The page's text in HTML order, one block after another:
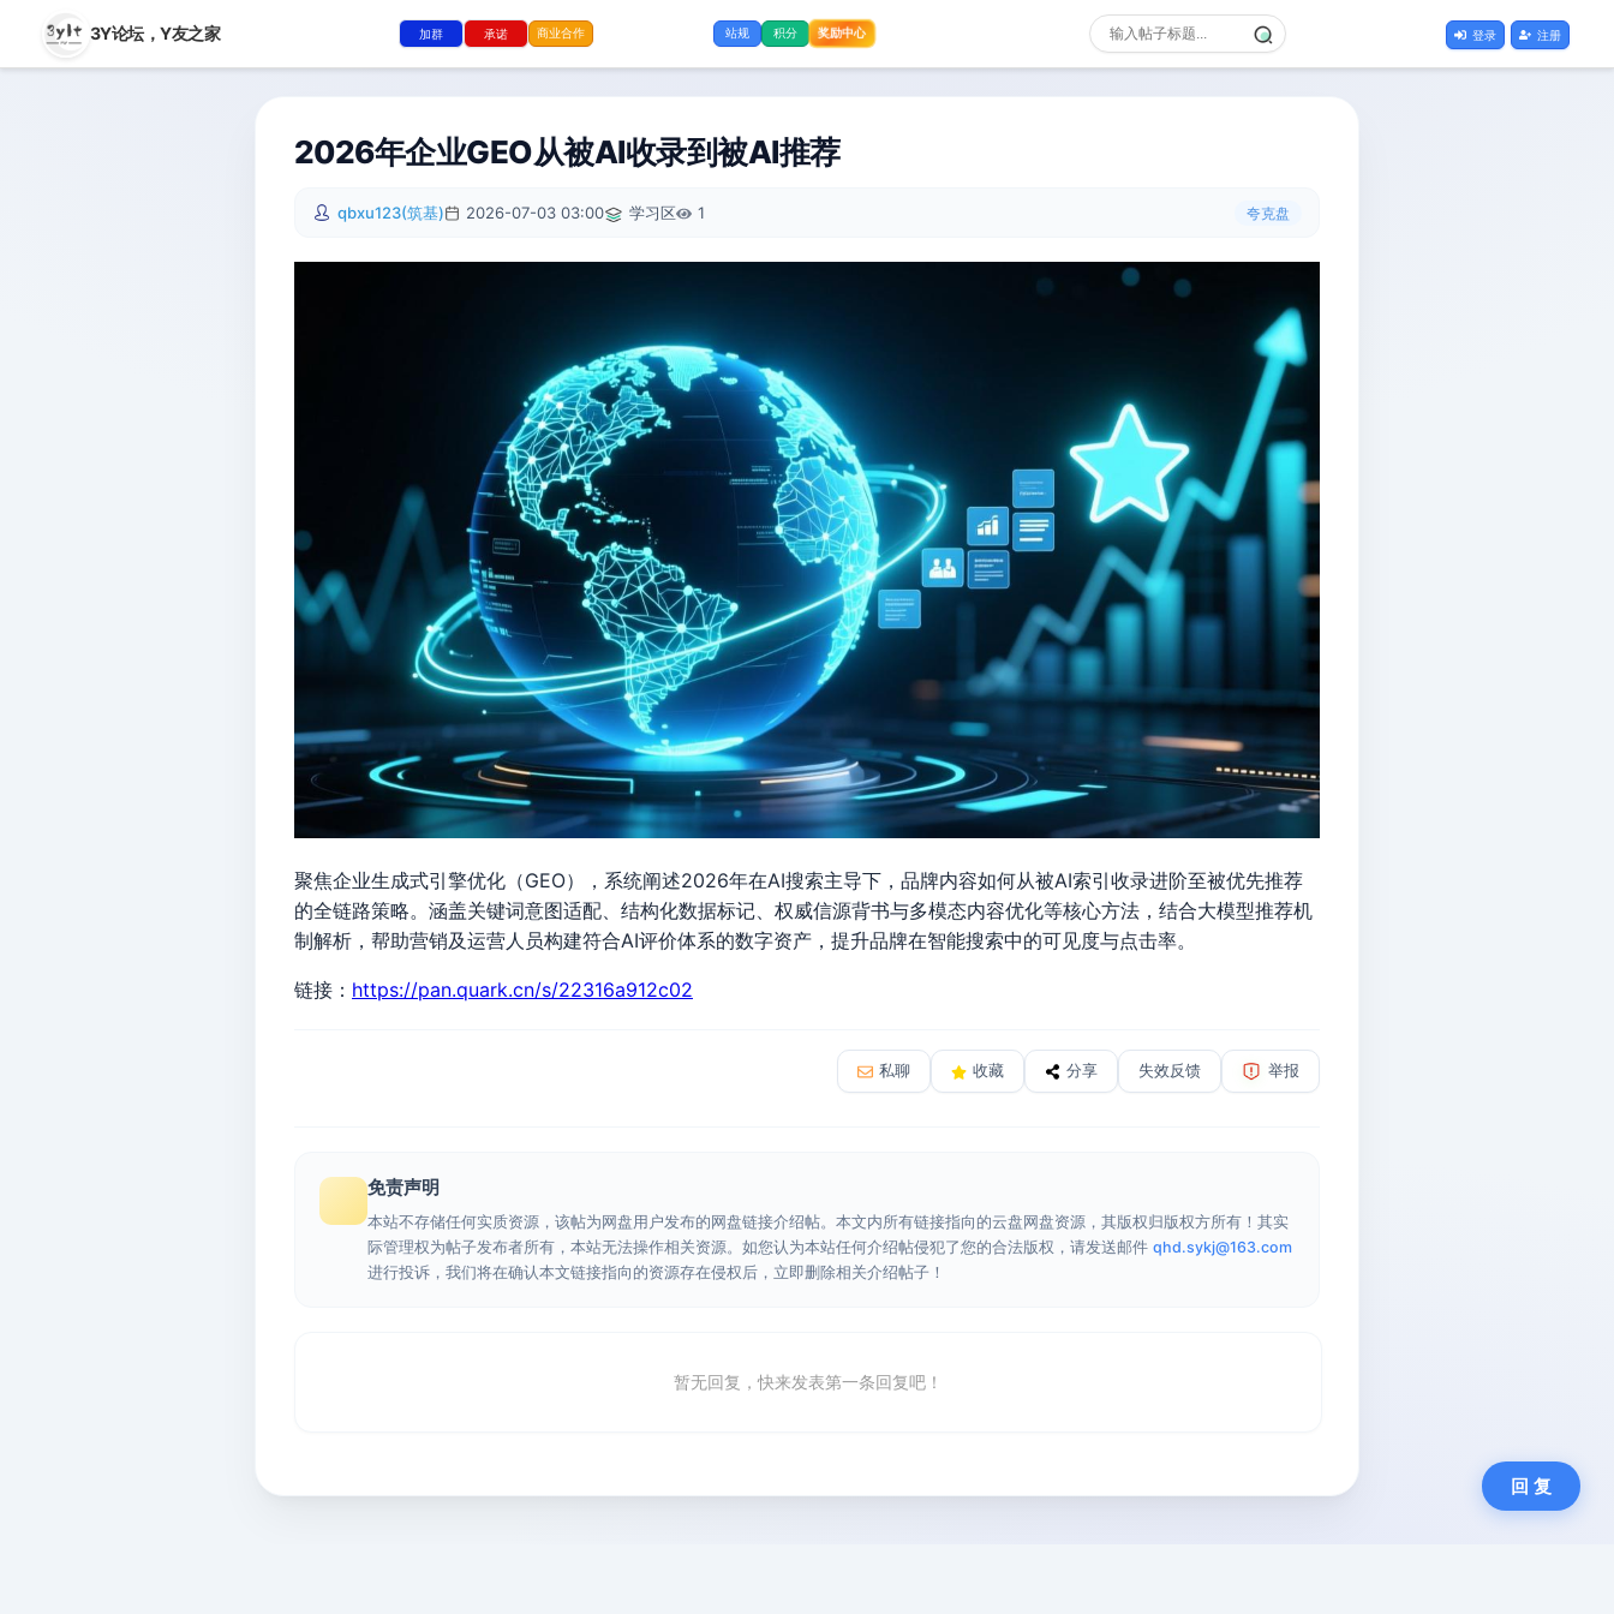
3Y论坛，Y友之家 加群 承诺 商业合作 站规 积分 奖励中心 登录 注册
2026年企业GEO从被AI收录到被AI推荐
qbxu123(筑基) 2026-07-03 03:00 学习区 1 夸克盘
聚焦企业生成式引擎优化（GEO），系统阐述2026年在AI搜索主导下，品牌内容如何从被AI索引收录进阶至被优先推荐
的全链路策略。涵盖关键词意图适配、结构化数据标记、权威信源背书与多模态内容优化等核心方法，结合大模型推荐机
制解析，帮助营销及运营人员构建符合AI评价体系的数字资产，提升品牌在智能搜索中的可见度与点击率。
链接： https://pan.quark.cn/s/22316a912c02
私聊 收藏 分享 失效反馈 举报
免责声明
本站不存储任何实质资源，该帖为网盘用户发布的网盘链接介绍帖。本文内所有链接指向的云盘网盘资源，其版权归版权方所有！其实
际管理权为帖子发布者所有，本站无法操作相关资源。如您认为本站任何介绍帖侵犯了您的合法版权，请发送邮件 qhd.sykj@163.com
进行投诉，我们将在确认本文链接指向的资源存在侵权后，立即删除相关介绍帖子！
暂无回复，快来发表第一条回复吧！
回 复